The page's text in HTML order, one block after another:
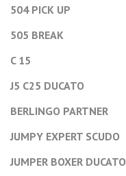
504 PICK UP
505 BREAK
C 15
J5 C25 DUCATO
BERLINGO PARTNER
JUMPY EXPERT SCUDO
JUMPER BOXER DUCATO